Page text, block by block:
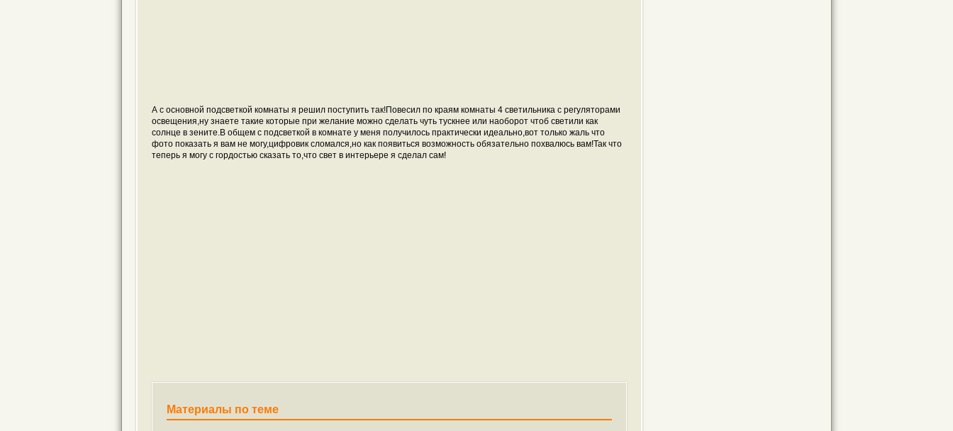
А с основной подсветкой комнаты я решил поступить так!Повесил по краям комнаты 4 светильника с регуляторами
освещения,ну знаете такие которые при желание можно сделать чуть тускнее или наоборот чтоб светили как
солнце в зените.В общем с подсветкой в комнате у меня получилось практически идеально,вот только жаль что
фото показать я вам не могу,цифровик сломался,но как появиться возможность обязательно похвалюсь вам!Так что
теперь я могу с гордостью сказать то,что свет в интерьере я сделал сам!
Материалы по теме